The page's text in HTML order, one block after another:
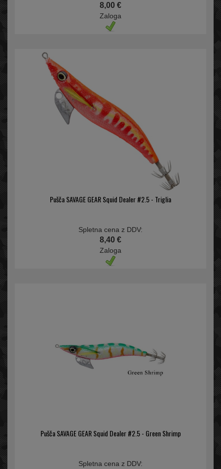
8,00 €
Zaloga
Pušča SAVAGE GEAR Squid Dealer #2.5 - Triglia
Spletna cena z DDV:
8,40 €
Zaloga
Pušča SAVAGE GEAR Squid Dealer #2.5 - Green Shrimp
Spletna cena z DDV: